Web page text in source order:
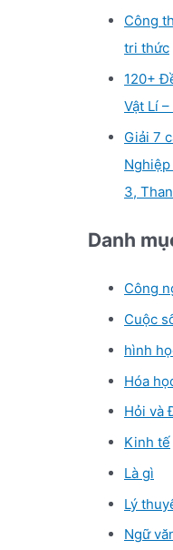
Công
tri thức
120+
Vật Lí
Giải 7
3,
Danh
Công
Cuộc
hình
Hóa
Hỏi và
Kinh tế
Là gì
Lý
Ngữ